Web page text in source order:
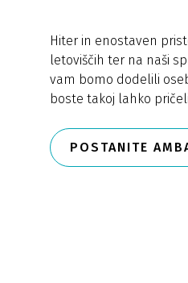
Hiter in enostaven
letoviščih ter na naši
vam bomo dodelili
boste takoj lahko
POSTANITE